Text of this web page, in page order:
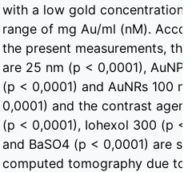
with a low gold concentration
range of mg Au/ml (nM).
the present measurements, the
are 25 nm (p < 0,0001),
(p < 0,0001) and AuNRs 100
0,0001) and the contrast
(p < 0,0001), Iohexol 300 (p <
and BaSO4 (p < 0,0001) are
computed tomography due to